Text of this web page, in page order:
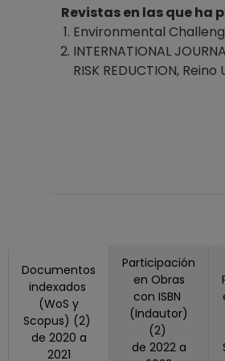
de
Revistas en las que ha
Environmental
INTERNATIONAL
RISK REDUCTION,
Documentos
indexados
(WoS y
Scopus) (2)
de 2020 a
2021
Participación
en Obras
con ISBN
(Indautor)
(2)
de 2022 a